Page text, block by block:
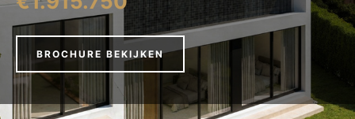
BROCHURE BEKIJKEN